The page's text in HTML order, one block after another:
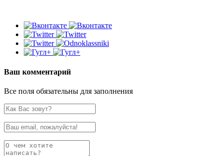
Ваш комментарий
Все поля обязательны для заполнения